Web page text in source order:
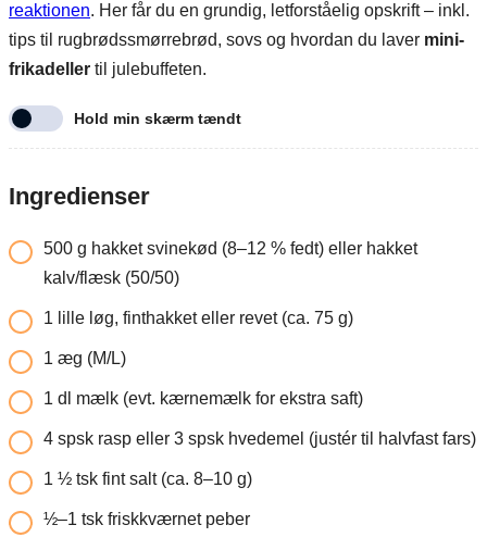
reaktionen. Her får du en grundig, letforståelig opskrift – inkl.
tips til rugbrødssmørrebrød, sovs og hvordan du laver mini-
frikadeller til julebuffeten.
Hold min skærm tændt
Ingredienser
500 g hakket svinekød (8–12 % fedt) eller hakket
kalv/flæsk (50/50)
1 lille løg, finthakket eller revet (ca. 75 g)
1 æg (M/L)
1 dl mælk (evt. kærnemælk for ekstra saft)
4 spsk rasp eller 3 spsk hvedemel (justér til halvfast fars)
1 ½ tsk fint salt (ca. 8–10 g)
½–1 tsk friskkværnet peber